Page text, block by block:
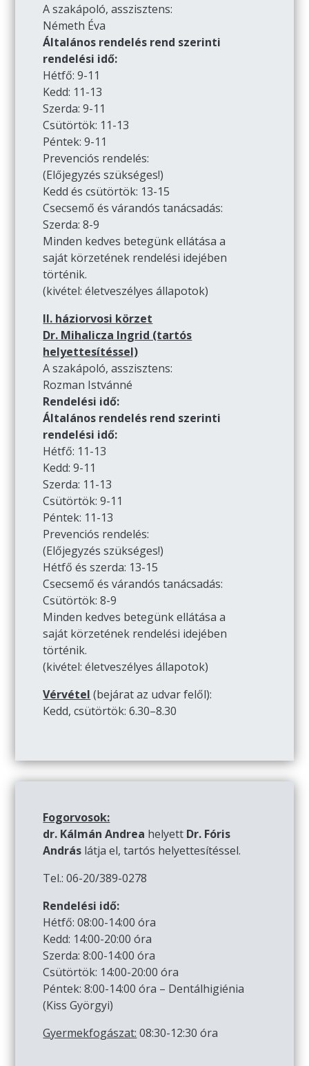
A szakápoló, asszisztens:
Németh Éva
Általános rendelés rend szerinti
rendelési idő:
Hétfő: 9-11
Kedd: 11-13
Szerda: 9-11
Csütörtök: 11-13
Péntek: 9-11
Prevenciós rendelés:
(Előjegyzés szükséges!)
Kedd és csütörtök: 13-15
Csecsemő és várandós tanácsadás:
Szerda: 8-9
Minden kedves betegünk ellátása a
saját körzetének rendelési idejében
történik.
(kivétel: életveszélyes állapotok)
II. háziorvosi körzet
Dr. Mihalicza Ingrid (tartós
helyettesítéssel)
A szakápoló, asszisztens:
Rozman Istvánné
Rendelési idő:
Általános rendelés rend szerinti
rendelési idő:
Hétfő: 11-13
Kedd: 9-11
Szerda: 11-13
Csütörtök: 9-11
Péntek: 11-13
Prevenciós rendelés:
(Előjegyzés szükséges!)
Hétfő és szerda: 13-15
Csecsemő és várandós tanácsadás:
Csütörtök: 8-9
Minden kedves betegünk ellátása a
saját körzetének rendelési idejében
történik.
(kivétel: életveszélyes állapotok)
Vérvétel (bejárat az udvar felől):
Kedd, csütörtök: 6.30–8.30
Fogorvosok:
dr. Kálmán Andrea helyett Dr. Fóris
András látja el, tartós helyettesítéssel.
Tel.: 06-20/389-0278
Rendelési idő:
Hétfő: 08:00-14:00 óra
Kedd: 14:00-20:00 óra
Szerda: 8:00-14:00 óra
Csütörtök: 14:00-20:00 óra
Péntek: 8:00-14:00 óra – Dentálhigiénia
(Kiss Györgyi)
Gyermekfogászat: 08:30-12:30 óra